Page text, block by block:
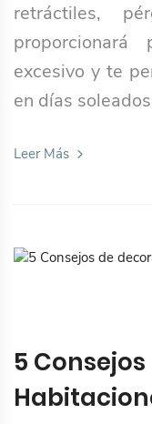
retráctiles,
excesivo y te
en días
Leer Más
5